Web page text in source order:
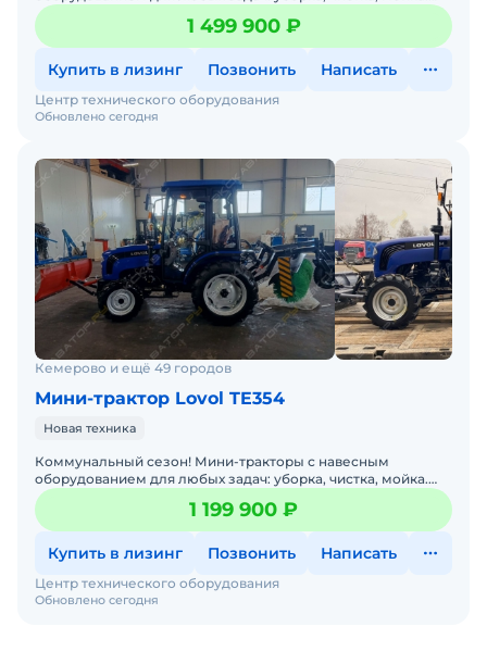
Давайте подберем минитрактор под ваши задачи — просто
напиш
1 499 900 ₽
Купить в лизинг Позвонить Написать
Обновлено сегодня
Центр технического оборудования
Кемерово и ещё 49 городов
Мини-трактор Lovol TE354
Новая техника
Коммунальный сезон! Мини-тракторы с навесным
оборудованием для любых задач: уборка, чистка, мойка.
Давайте подберем трактор под ваши задачи — просто
напишите
1 199 900 ₽
Купить в лизинг Позвонить Написать
Обновлено сегодня
Центр технического оборудования